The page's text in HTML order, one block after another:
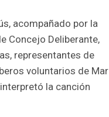
acompañado por la
Concejo Deliberante,
representantes de
voluntarios de Mar
la canción